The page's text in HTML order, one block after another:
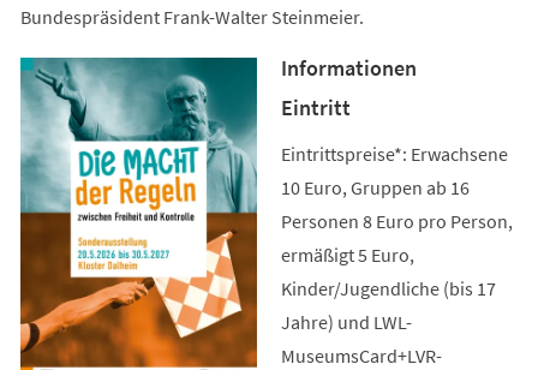
Bundespräsident Frank-Walter Steinmeier.
Informationen
Eintritt
Eintrittspreise*: Erwachsene
10 Euro, Gruppen ab 16
Personen 8 Euro pro Person,
ermäßigt 5 Euro,
Kinder/Jugendliche (bis 17
Jahre) und LWL-
MuseumsCard+LVR-